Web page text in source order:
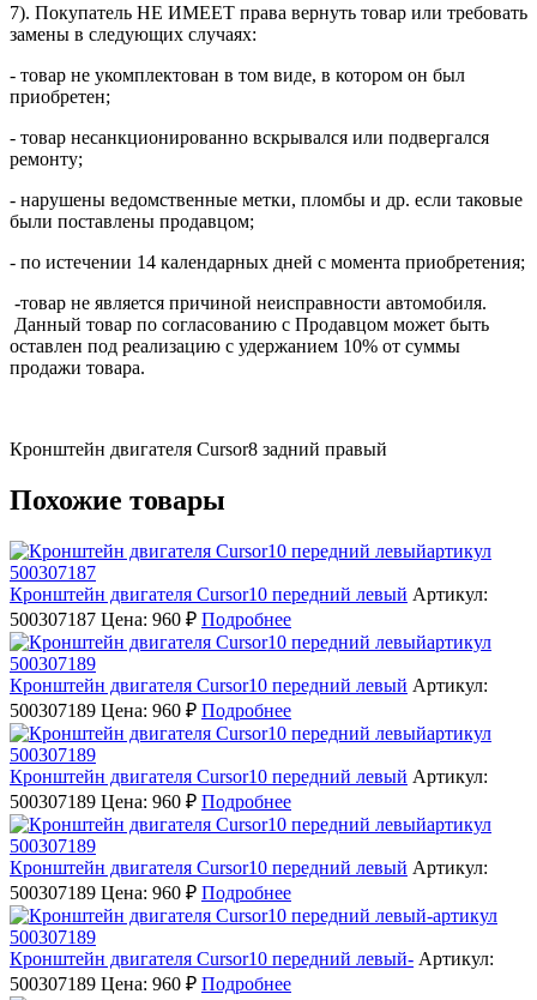
7). Покупатель НЕ ИМЕЕТ права вернуть товар или требовать
замены в следующих случаях:
- товар не укомплектован в том виде, в котором он был
приобретен;
- товар несанкционированно вскрывался или подвергался
ремонту;
- нарушены ведомственные метки, пломбы и др. если таковые
были поставлены продавцом;
- по истечении 14 календарных дней с момента приобретения;
-товар не является причиной неисправности автомобиля.
Данный товар по согласованию с Продавцом может быть
оставлен под реализацию с удержанием 10% от суммы
продажи товара.
Кронштейн двигателя Cursor8 задний правый
Похожие товары
Кронштейн двигателя Cursor10 передний левый Артикул:
500307187 Цена: 960 ₽ Подробнее
Кронштейн двигателя Cursor10 передний левый Артикул:
500307189 Цена: 960 ₽ Подробнее
Кронштейн двигателя Cursor10 передний левый Артикул:
500307189 Цена: 960 ₽ Подробнее
Кронштейн двигателя Cursor10 передний левый Артикул:
500307189 Цена: 960 ₽ Подробнее
Кронштейн двигателя Cursor10 передний левый- Артикул:
500307189 Цена: 960 ₽ Подробнее